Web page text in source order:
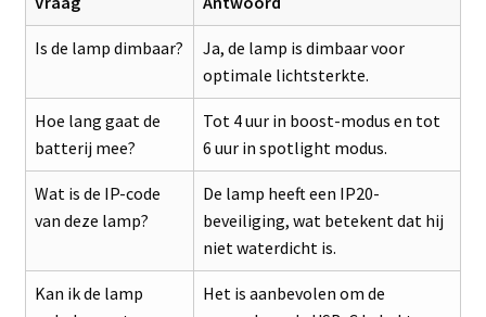
Is de lamp dimbaar?
Ja, de lamp is dimbaar voor
optimale lichtsterkte.
Hoe lang gaat de
batterij mee?
Tot 4 uur in boost-modus en tot
6 uur in spotlight modus.
Wat is de IP-code
van deze lamp?
De lamp heeft een IP20-
beveiliging, wat betekent dat hij
niet waterdicht is.
Kan ik de lamp
Het is aanbevolen om de